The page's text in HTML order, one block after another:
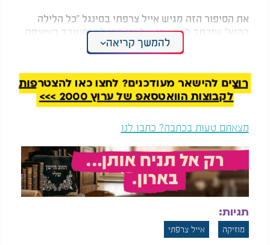
את הסיפור הזה מגיש אייל צרפתי בסינגל "כל הלילה
ההוא" שנכתב לבקשתו, על ידי רמי לב ומעובד בעוצמה
על ידי דניאל חן, המצליחים להעביר באמצעותו את
החוויה והמסר בצורה עוצמתית ומרגשת.
להמשך קריאה
רוצים להישאר מעודכנים? לחצו כאן להצטרפות
לקבוצות הוואטסאפ של ערוץ 2000 >>>
מצאתם טעות בכתבה? כתבו לנו
תגיות:
מוזיקה אייל צרפתי